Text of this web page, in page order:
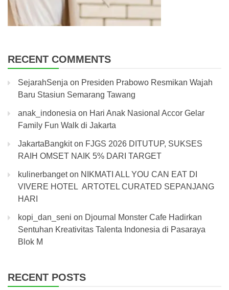
RECENT COMMENTS
SejarahSenja on Presiden Prabowo Resmikan Wajah
Baru Stasiun Semarang Tawang
anak_indonesia on Hari Anak Nasional Accor Gelar
Family Fun Walk di Jakarta
JakartaBangkiton FJGS 2026 DITUTUP, SUKSES
RAIH OMSET NAIK 5% DARI TARGET
kulinerbangeton NIKMATI ALL YOU CAN EAT DI
VIVERE HOTEL ARTOTEL CURATED SEPANJANG
HARI
kopi_dan_seni on Djournal Monster Cafe Hadirkan
Sentuhan Kreativitas Talenta Indonesia di Pasaraya
Blok M
RECENT POSTS